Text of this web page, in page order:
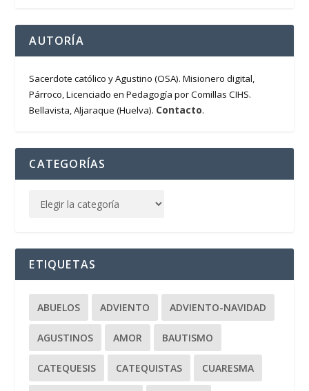
AUTORÍA
Sacerdote católico y Agustino (OSA). Misionero digital,
Párroco, Licenciado en Pedagogía por Comillas CIHS.
Bellavista, Aljaraque (Huelva). Contacto.
CATEGORÍAS
ETIQUETAS
ABUELOS ADVIENTO ADVIENTO-NAVIDAD
AGUSTINOS AMOR BAUTISMO
CATEQUESIS CATEQUISTAS CUARESMA